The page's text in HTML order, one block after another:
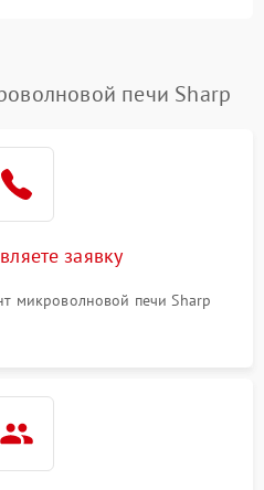
Подробнее →
2200 ₽
1000 ₽
печи Sharp
заявку
микроволновой печи Sharp